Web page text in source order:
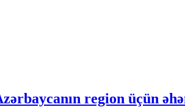
region üçün